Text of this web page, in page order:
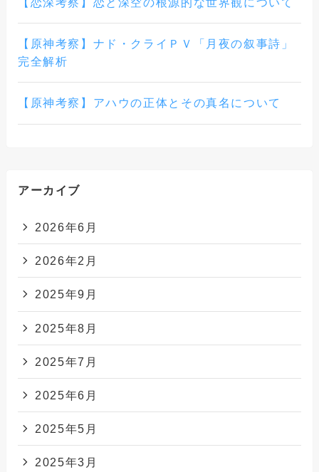
【原神考察】ナド・クライＰＶ「月夜の叙事詩」
完全解析
【原神考察】アハウの正体とその真名について
アーカイブ
2026年6月
2026年2月
2025年9月
2025年8月
2025年7月
2025年6月
2025年5月
2025年3月